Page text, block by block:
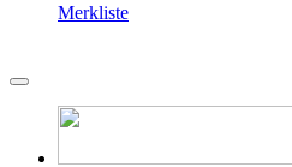
Merkliste